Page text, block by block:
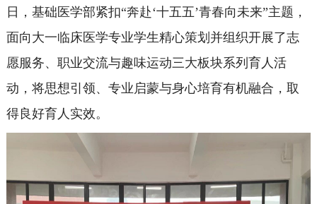
日，基础医学部紧扣“奔赴‘十五五’青春向未来”主题，
面向大一临床医学专业学生精心策划并组织开展了志
愿服务、职业交流与趣味运动三大板块系列育人活
动，将思想引领、专业启蒙与身心培育有机融合，取
得良好育人实效。